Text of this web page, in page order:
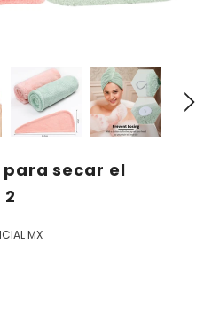
secar el
MX